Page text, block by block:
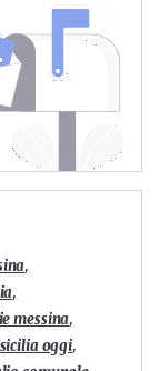
,
,
messina,
sicilia oggi,